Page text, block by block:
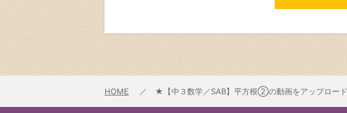
HOME ★【中３数学／SAB】平方根②の動画をアップロード